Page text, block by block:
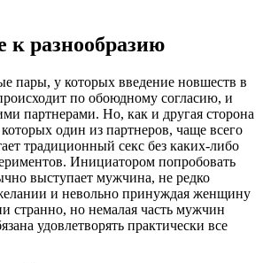
к разнообразию
пары, у которых введение новшеств в
по обоюдному согласию, и
партнерами. Но, как и другая сторона
один из партнеров, чаще всего
традиционный секс без каких-либо
Инициатором попробовать
выступает мужчина, не редко
и невольно принуждая женщину
странно, но немалая часть мужчин
удовлетворять практически все